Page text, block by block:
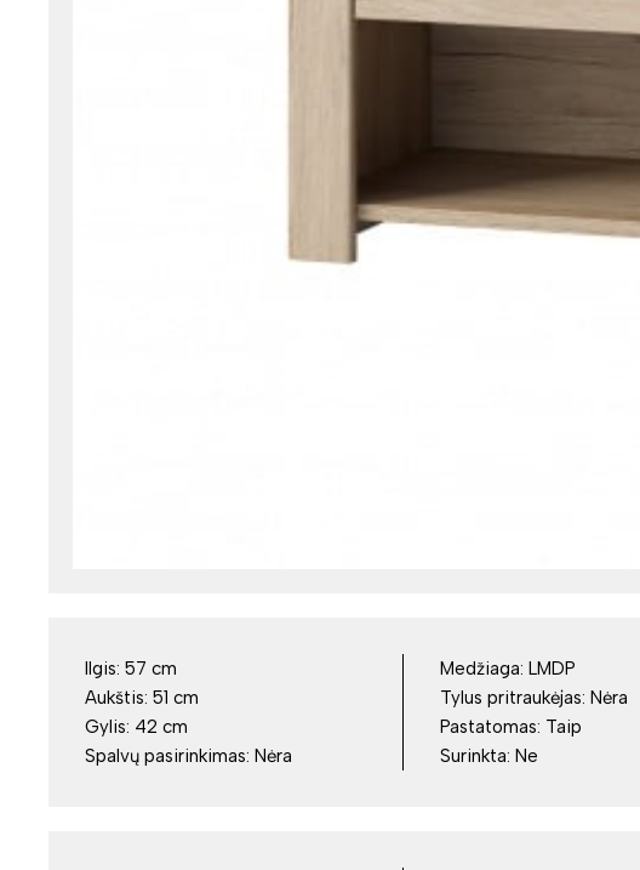
Ilgis: 57 cm
Aukštis: 51 cm
Gylis: 42 cm
Spalvų pasirinkimas: Nėra
Medžiaga: LMDP
Tylus pritraukėjas: Nėra
Pastatomas: Taip
Surinkta: Ne